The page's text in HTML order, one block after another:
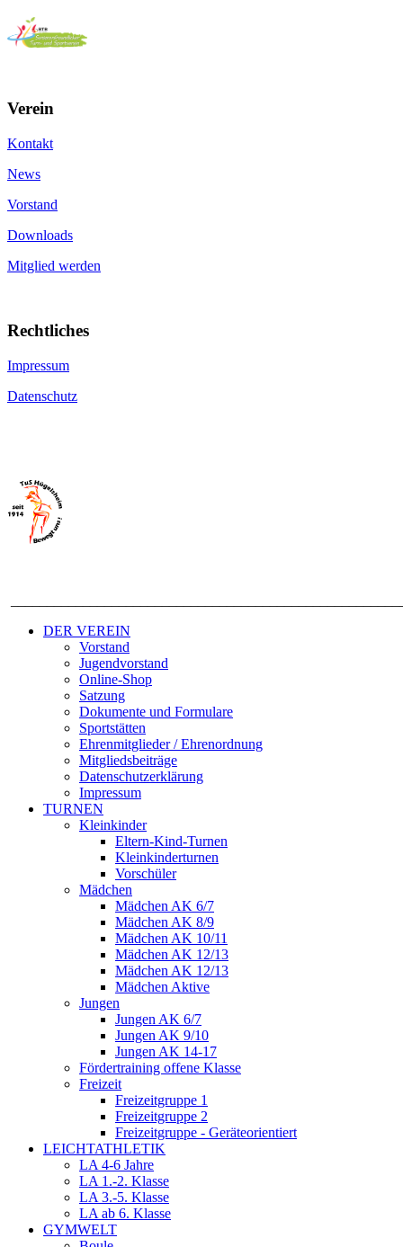
Verein
Kontakt
News
Vorstand
Downloads
Mitglied werden
Rechtliches
Impressum
Datenschutz
DER VEREIN
Vorstand
Jugendvorstand
Online-Shop
Satzung
Dokumente und Formulare
Sportstätten
Ehrenmitglieder / Ehrenordnung
Mitgliedsbeiträge
Datenschutzerklärung
Impressum
TURNEN
Kleinkinder
Eltern-Kind-Turnen
Kleinkinderturnen
Vorschüler
Mädchen
Mädchen AK 6/7
Mädchen AK 8/9
Mädchen AK 10/11
Mädchen AK 12/13
Mädchen AK 12/13
Mädchen Aktive
Jungen
Jungen AK 6/7
Jungen AK 9/10
Jungen AK 14-17
Fördertraining offene Klasse
Freizeit
Freizeitgruppe 1
Freizeitgruppe 2
Freizeitgruppe - Geräteorientiert
LEICHTATHLETIK
LA 4-6 Jahre
LA 1.-2. Klasse
LA 3.-5. Klasse
LA ab 6. Klasse
GYMWELT